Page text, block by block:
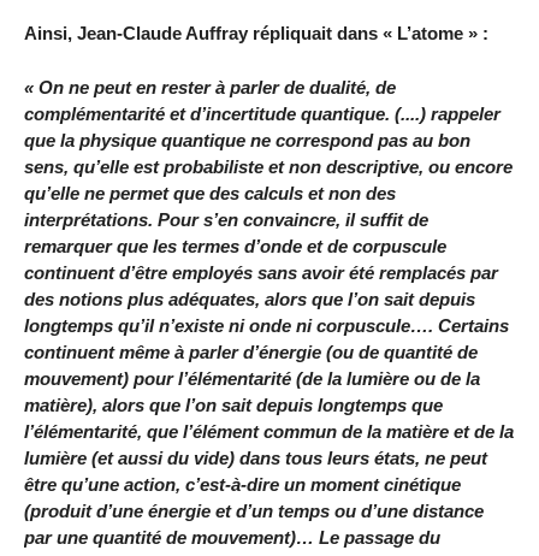
Ainsi, Jean-Claude Auffray répliquait dans « L’atome » :
« On ne peut en rester à parler de dualité, de
complémentarité et d’incertitude quantique. (....) rappeler
que la physique quantique ne correspond pas au bon
sens, qu’elle est probabiliste et non descriptive, ou encore
qu’elle ne permet que des calculs et non des
interprétations. Pour s’en convaincre, il suffit de
remarquer que les termes d’onde et de corpuscule
continuent d’être employés sans avoir été remplacés par
des notions plus adéquates, alors que l’on sait depuis
longtemps qu’il n’existe ni onde ni corpuscule…. Certains
continuent même à parler d’énergie (ou de quantité de
mouvement) pour l’élémentarité (de la lumière ou de la
matière), alors que l’on sait depuis longtemps que
l’élémentarité, que l’élément commun de la matière et de la
lumière (et aussi du vide) dans tous leurs états, ne peut
être qu’une action, c’est-à-dire un moment cinétique
(produit d’une énergie et d’un temps ou d’une distance
par une quantité de mouvement)… Le passage du